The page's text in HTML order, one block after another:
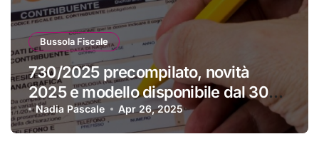
Bussola Fiscale
730/2025 precompilato, novità
2025 e modello disponibile dal 30
aprile
Nadia Pascale Apr 26, 2025